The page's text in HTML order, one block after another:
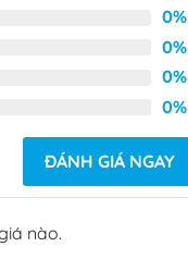
0%
0%
0%
0%
ĐÁNH GIÁ NGAY
nào.